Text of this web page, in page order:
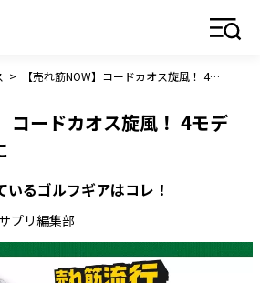
> 【売れ筋NOW】コードカオス旋風！ 4モデルがトップ10に
コードカオス旋風！ 4モデ
るゴルフギアはコレ！
プリ編集部